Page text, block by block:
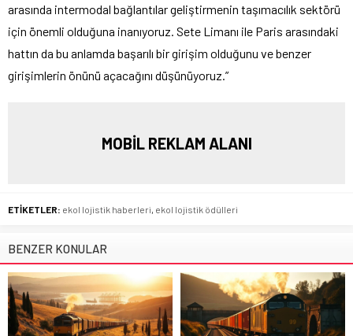
arasında intermodal bağlantılar geliştirmenin taşımacılık sektörü
için önemli olduğuna inanıyoruz. Sete Limanı ile Paris arasındaki
hattın da bu anlamda başarılı bir girişim olduğunu ve benzer
girişimlerin önünü açacağını düşünüyoruz.”
MOBİL REKLAM ALANI
ETİKETLER: ekol lojistik haberleri ekol lojistik ödülleri
BENZER KONULAR